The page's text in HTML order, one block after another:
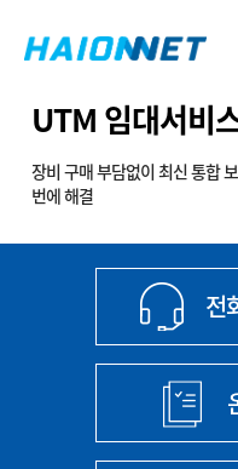
UTM 임대서비
장비 구매 부담없이 최신 통합
번에 해결
전